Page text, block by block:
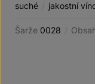
suché / jakostní
Šarže 0028 /